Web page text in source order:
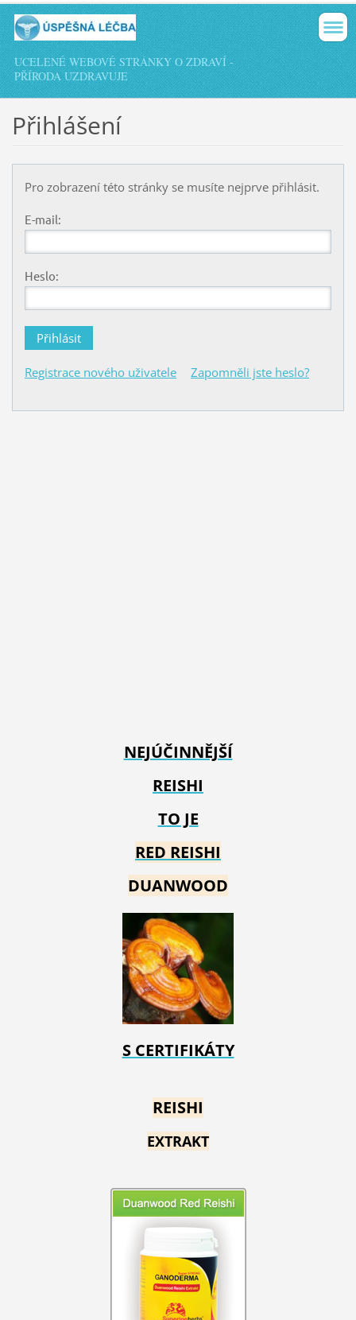
UCELENÉ WEBOVÉ STRÁNKY O ZDRAVÍ -
PŘÍRODA UZDRAVUJE
Přihlášení
Pro zobrazení této stránky se musíte nejprve přihlásit.
E-mail:
Heslo:
Registrace nového uživatele Zapomněli jste heslo?
NEJÚČINNĚJŠÍ
REISHI
TO JE
RED REISHI
DUANWOOD
S CERTIFIKÁTY
REISHI
EXTRAKT